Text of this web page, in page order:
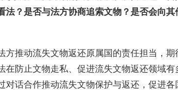
法？是否与法方协商追索文物？是否会向
方推动流失文物返还原属国的责任担当，
防止文物走私、促进流失文物返还领域
对话合作推动流失文物保护与返还，促进